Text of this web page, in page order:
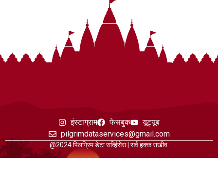
इंस्टाग्राम फेसबुक
यूट्यूब
pilgrimdataservices@gmail.com
@2024 पिलग्रिम डेटा सर्व्हिसेस | सर्व हक्क राखीव.